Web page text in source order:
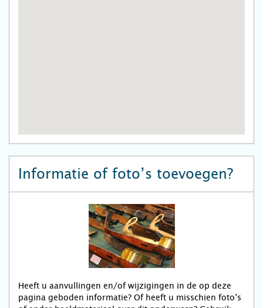
Informatie of foto’s toevoegen?
Heeft u aanvullingen en/of wijzigingen in de op deze
pagina geboden informatie? Of heeft u misschien foto’s